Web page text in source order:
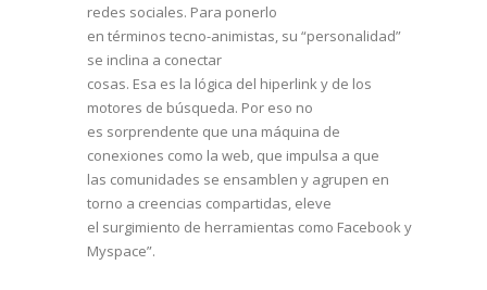
redes sociales. Para ponerlo
en términos tecno-animistas, su “personalidad”
se inclina a conectar
cosas. Esa es la lógica del hiperlink y de los
motores de búsqueda. Por eso no
es sorprendente que una máquina de
conexiones como la web, que impulsa a que
las comunidades se ensamblen y agrupen en
torno a creencias compartidas, eleve
el surgimiento de herramientas como Facebook y
Myspace”.